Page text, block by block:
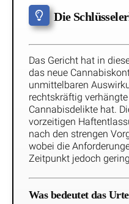
Die
Das Gericht hat in
das neue
unmittelbaren
rechtskräftig
Cannabisdelikte hat.
vorzeitigen
nach den strengen
wobei die
Zeitpunkt jedoch
Was bedeutet das